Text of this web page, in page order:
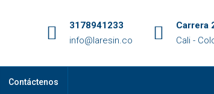
3178941233
info@laresin.co
Carrera
Cali -
Contáctenos